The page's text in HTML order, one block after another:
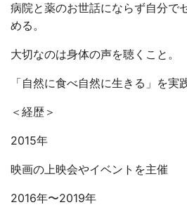
病院と薬のお世話にならず自分で
める。
大切なのは身体の声を聴くこと。
「自然に食べ自然に生きる」を実
＜経歴＞
2015年
映画の上映会やイベントを主催
2016年〜2019年